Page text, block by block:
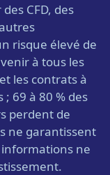
CFD, des
risque élevé de
à tous les
les contrats à
69 à 80 % des
perdent de
ne garantissent
ne